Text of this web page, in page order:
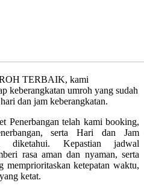
TERBAIK, kami
keberangkatan umroh yang sudah
dan jam keberangkatan.
Penerbangan telah kami booking,
serta Hari dan Jam
diketahui. Kepastian jadwal
rasa aman dan nyaman, serta
ketepatan waktu,
ketat.